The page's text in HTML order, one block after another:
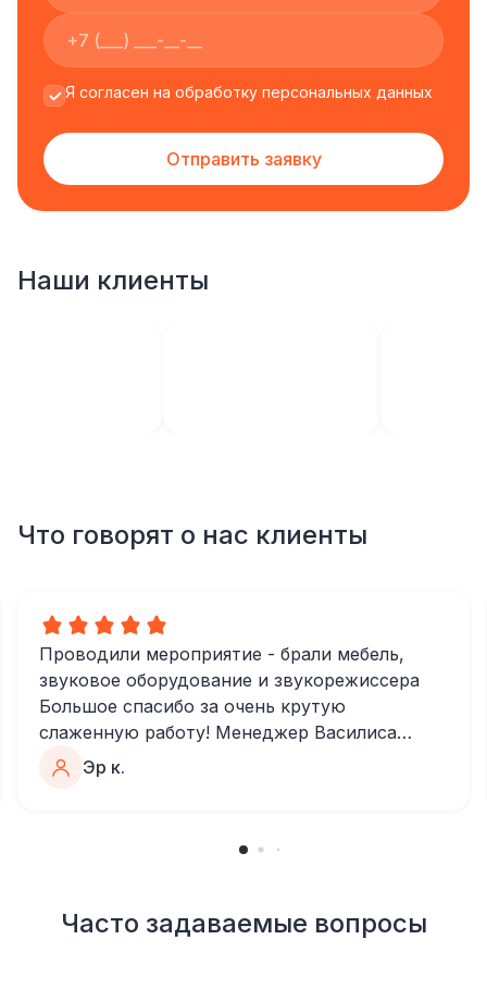
Я согласен на обработку персональных данных
Отправить заявку
Наши клиенты
Что говорят о нас клиенты
Проводили мероприятие - брали мебель,
звуковое оборудование и звукорежиссера
Большое спасибо за очень крутую
слаженную работу! Менеджер Василиса
очень быстро и качественно обрабатывала
Все приехало вовремя, в хорошем
состоянии. Ребята сами все поставили,
Эр к.
Часто задаваемые вопросы